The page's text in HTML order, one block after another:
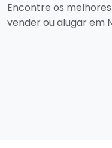
Encontre os
vender ou alugar em